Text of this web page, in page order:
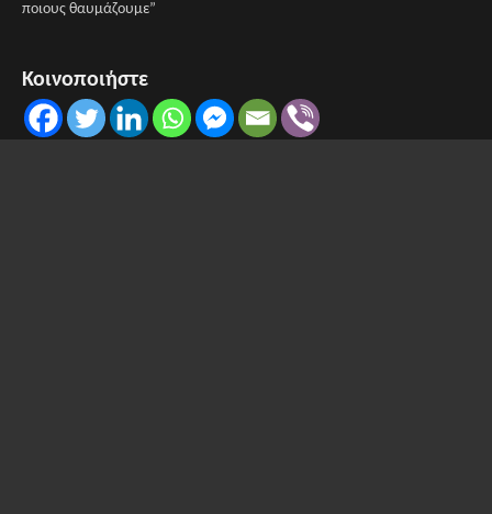
ποιους θαυμάζουμε”
Κοινοποιήστε